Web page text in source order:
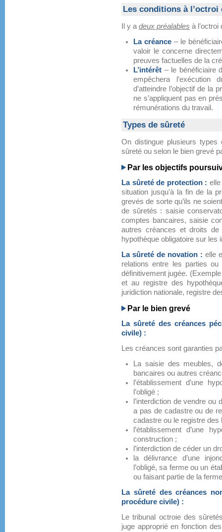
Les conditions à l’octroi
Il y a deux préalables à l’octroi
La créance– le
valoir le concerne
preuves factuelles de la
L’intérêt – le bénéficiaire
empêchera l’exécution
d’atteindre l’objectif de la
ne s’appliquent pas en
rémunérations du travail.
Types de sûreté
On distingue plusieurs types
sûreté ou selon le bien grevé
Par les objectifs
La sûreté de protection :
situation jusqu’à la fin de la
grevés de sorte qu’ils ne
de sûretés : saisie
comptes bancaires, saisie
autres créances et droits de
hypothèque obligatoire sur les
La sûreté de novation : elle
relations entre les parties ou
définitivement jugée.
et au registre des
juridiction nationale, registre
Par le bien grevé
La sûreté des créances
civile) :
Les créances sont garanties
La saisie des meubles,
bancaires ou autres
l’établissement d’une
l’obligé ;
l’interdiction de vendre
a pas de cadastre ou de
cadastre ou le registre des
l’établissement d’une
construction ;
l’interdiction de céder un
la délivrance d’une
l’obligé, sa ferme ou un
ou faisant partie de la
La sûreté des créances
procédure civile) :
Le tribunal octroie des
juge approprié en fonction